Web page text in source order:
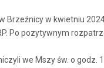
Brzeźnicy w kwietniu
Po pozytywnym
we Mszy św. o godz.